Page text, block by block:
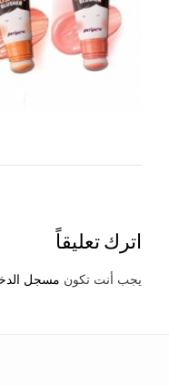
اترك تعليقاً
يجب أنت تكون مسجل